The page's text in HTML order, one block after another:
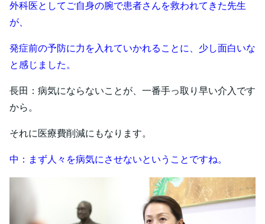
外科医としてご自身の腕で患者さんを救われてきた先生
が、
発症前の予防に力を入れていかれることに、少し面白いな
と感じました。
長田：病気にならないことが、一番手っ取り早い介入です
から。
それに医療費削減にもなります。
中：まず人々を病気にさせないということですね。